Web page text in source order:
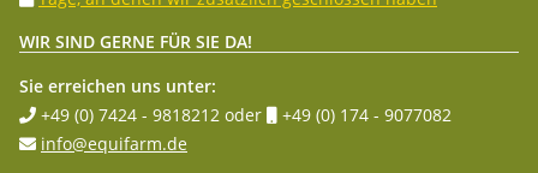
WIR SIND GERNE FÜR SIE DA!
Sie erreichen uns unter:
+49 (0) 7424 - 9818212 oder
+49 (0) 174 - 9077082
info@equifarm.de